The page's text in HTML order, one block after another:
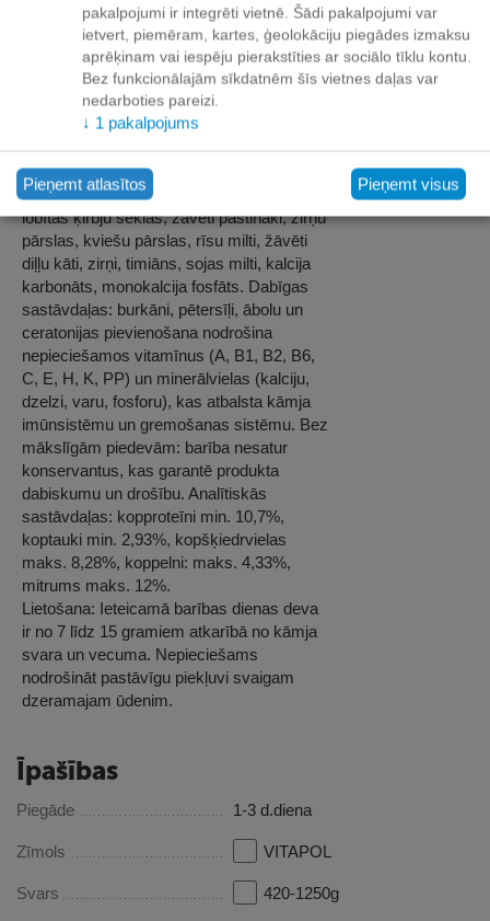
Vitapol PREMIUM for HAMSTER 900 g —
pilnvērtīga barība sabalansētai kāmju
barošanai. Sastāvs: kvieši, mieži, kviešu
klijas, kviešu milti, kukurūzas klijas,
kukurūzas milti, saulespuķu milti, sojas
pupiņu sēnalas, kukurūza, kukurūzas
pārslas, lobītas auzas, svītrainas
saulespuķu sēklas, linsēklas, žāvēti
burkāni, žāvētas ceratonijas, zemesrieksti,
lobītas ķirbju sēklas, žāvēti pastinaki, zirņu
pārslas, kviešu pārslas, rīsu milti, žāvēti
diļļu kāti, zirņi, timiāns, sojas milti, kalcija
karbonāts, monokalcija fosfāts. Dabīgas
sastāvdaļas: burkāni, pētersīļi, ābolu un
ceratonijas pievienošana nodrošina
nepieciešamos vitamīnus (A, B1, B2, B6,
C, E, H, K, PP) un minerālvielas (kalciju,
dzelzi, varu, fosforu), kas atbalsta kāmja
imūnsistēmu un gremošanas sistēmu. Bez
mākslīgām piedevām: barība nesatur
konservantus, kas garantē produkta
dabiskumu un drošību. Analītiskās
sastāvdaļas: kopproteīni min. 10,7%,
koptauki min. 2,93%, kopšķiedrvielas
maks. 8,28%, koppelni: maks. 4,33%,
mitrums maks. 12%.
Lietošana: Ieteicamā barības dienas deva
ir no 7 līdz 15 gramiem atkarībā no kāmja
svara un vecuma. Nepieciešams
nodrošināt pastāvīgu piekļuvi svaigam
dzeramajam ūdenim.
Īpašības
Piegāde 1-3 d.diena
Zīmols VITAPOL
Svars 420-1250g
pakalpojumi ir integrēti vietnē. Šādi pakalpojumi var
ietvert, piemēram, kartes, ģeolokāciju piegādes izmaksu
aprēķinam vai iespēju pierakstīties ar sociālo tīklu kontu.
Bez funkcionālajām sīkdatnēm šīs vietnes daļas var
nedarboties pareizi.
↓ 1 pakalpojums
Pieņemt atlasītos Pieņemt visus